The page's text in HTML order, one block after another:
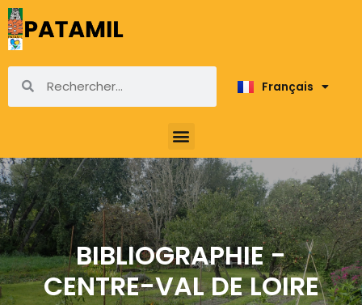
Français
English
BIBLIOGRAPHIE -
CENTRE-VAL DE LOIRE